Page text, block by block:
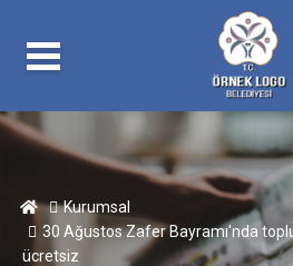
Kurumsal
30 Ağustos Zafer Bayramı'nda
ücretsiz